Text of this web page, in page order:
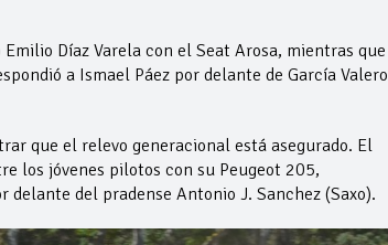
Díaz Varela con el Seat Arosa, mientras que
a Ismael Páez por delante de García Valero
que el relevo generacional está asegurado. El
los jóvenes pilotos con su Peugeot 205,
del pradense Antonio J. Sanchez (Saxo).